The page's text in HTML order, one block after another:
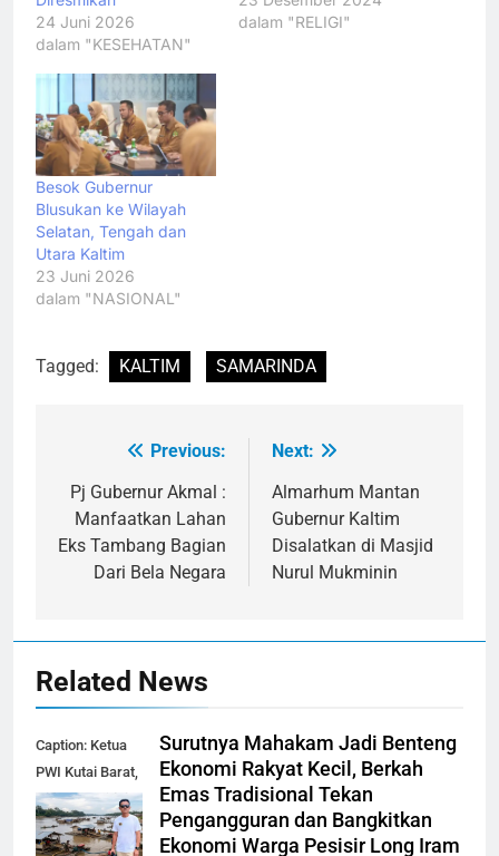
24 Juni 2026
dalam "KESEHATAN"
dalam "RELIGI"
Besok Gubernur
Blusukan ke Wilayah
Selatan, Tengah dan
Utara Kaltim
23 Juni 2026
dalam "NASIONAL"
Tagged: KALTIM SAMARINDA
Navigasi
pos
Previous:
Pj Gubernur Akmal :
Manfaatkan Lahan
Eks Tambang Bagian
Dari Bela Negara
Next:
Almarhum Mantan
Gubernur Kaltim
Disalatkan di Masjid
Nurul Mukminin
Related News
Caption: Ketua
PWI Kutai Barat,
Alfian Nur (dok-
smk)
Surutnya Mahakam Jadi Benteng
Ekonomi Rakyat Kecil, Berkah
Emas Tradisional Tekan
Pengangguran dan Bangkitkan
Ekonomi Warga Pesisir Long Iram